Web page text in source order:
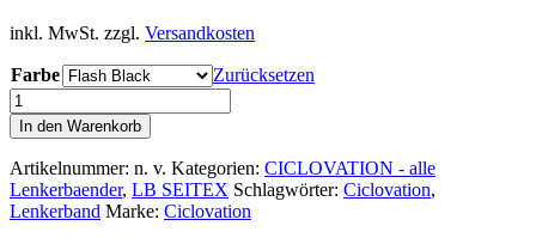
inkl. MwSt. zzgl. Versandkosten
Farbe
Zurücksetzen
Lenkerband
Seitex
FLASH
-
verschiedene
Farben
Menge
In den Warenkorb
Artikelnummer: n. v. Kategorien: CICLOVATION - alle
Lenkerbaender, LB SEITEX Schlagwörter: Ciclovation,
Lenkerband Marke: Ciclovation